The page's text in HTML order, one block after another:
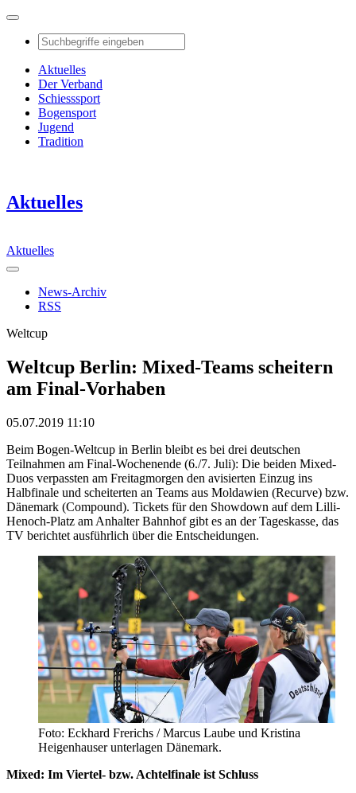
Aktuelles
Der Verband
Schiesssport
Bogensport
Jugend
Tradition
Aktuelles
Aktuelles
News-Archiv
RSS
Weltcup
Weltcup Berlin: Mixed-Teams scheitern
am Final-Vorhaben
05.07.2019 11:10
Beim Bogen-Weltcup in Berlin bleibt es bei drei deutschen
Teilnahmen am Final-Wochenende (6./7. Juli): Die beiden Mixed-
Duos verpassten am Freitagmorgen den avisierten Einzug ins
Halbfinale und scheiterten an Teams aus Moldawien (Recurve) bzw.
Dänemark (Compound). Tickets für den Showdown auf dem Lilli-
Henoch-Platz am Anhalter Bahnhof gibt es an der Tageskasse, das
TV berichtet ausführlich über die Entscheidungen.
Foto: Eckhard Frerichs / Marcus Laube und Kristina
Heigenhauser unterlagen Dänemark.
Mixed: Im Viertel- bzw. Achtelfinale ist Schluss